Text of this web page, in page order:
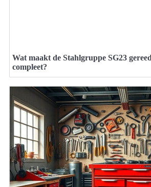
Wat maakt de Stahlgruppe SG23
compleet?